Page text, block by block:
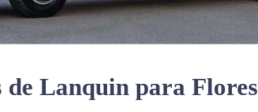
Lanquin para Flores